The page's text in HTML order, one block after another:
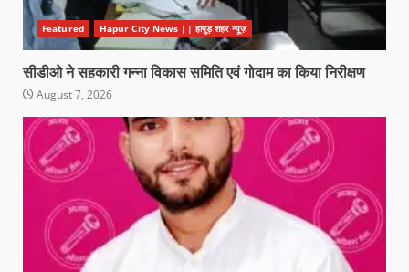
Featured Hapur City News || हापुड़ शहर न्यूज़
सीडीओ ने सहकारी गन्ना विकास समिति एवं गोदाम का किया निरीक्षण
August 7, 2026